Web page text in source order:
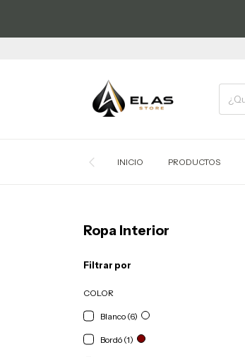
INICIO PRODUCTOS
Ropa Interior
Filtrar por
COLOR
Blanco (6)
Bordó (1)